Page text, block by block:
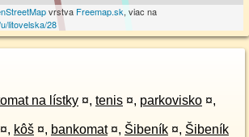
vrstva Freemap.sk, viac na
litovelska/28
na lístky ¤, tenis ¤, parkovisko ¤,
¤, kôš ¤, bankomat ¤, Šibeník ¤, Šibeník